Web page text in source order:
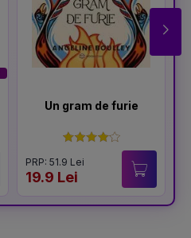
Un gram de furie
PRP: 51.9 Lei
19.9 Lei